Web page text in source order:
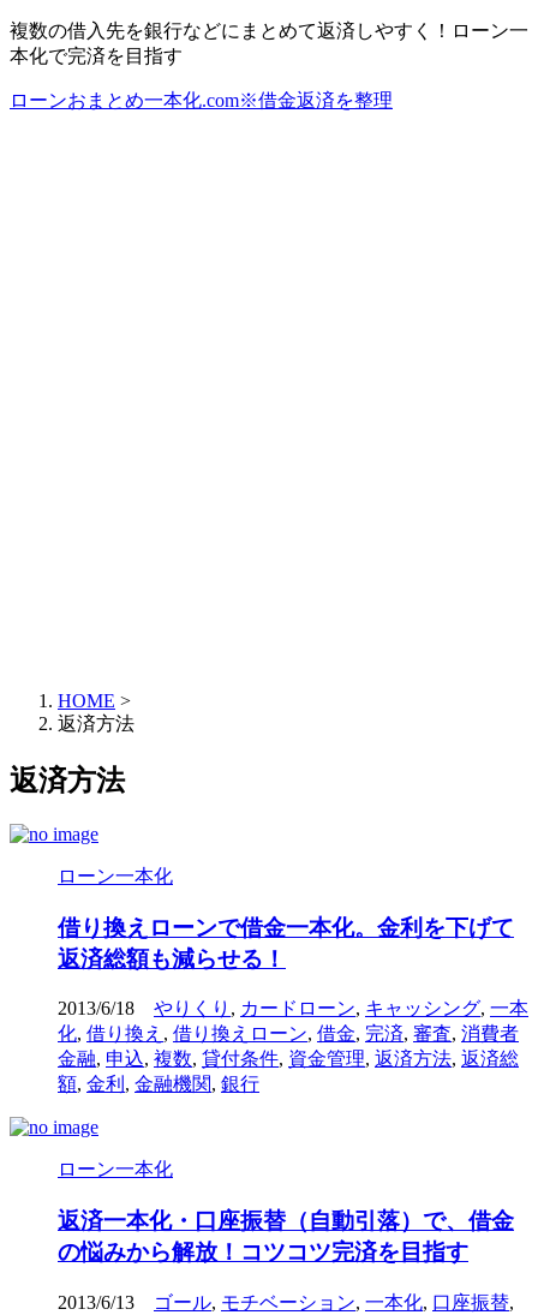
複数の借入先を銀行などにまとめて返済しやすく！ローン一
本化で完済を目指す
ローンおまとめ一本化.com※借金返済を整理
HOME >
返済方法
返済方法
ローン一本化
借り換えローンで借金一本化。金利を下げて
返済総額も減らせる！
2013/6/18 やりくり , カードローン, キャッシング, 一本
化, 借り換え , 借り換えローン, 借金, 完済, 審査, 消費者
金融, 申込, 複数, 貸付条件, 資金管理, 返済方法, 返済総
額, 金利 , 金融機関, 銀行
ローン一本化
返済一本化・口座振替（自動引落）で、借金
の悩みから解放！コツコツ完済を目指す
2013/6/13 ゴール, モチベーション, 一本化, 口座振替,